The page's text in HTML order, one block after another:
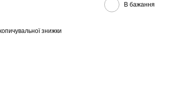
В бажання
знижки